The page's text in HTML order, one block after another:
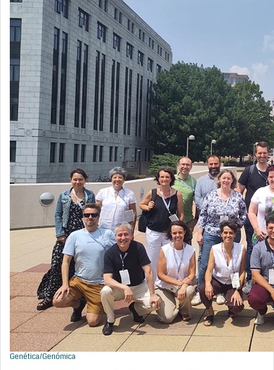
Genética/Genómica